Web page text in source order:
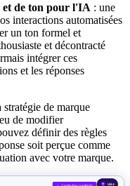
et de ton pour l'IA : une
interactions automatisées
un ton formel et
et décontracté
intégrer ces
et les réponses
de marque
de modifier
définir des règles
soit perçue comme
avec votre marque.